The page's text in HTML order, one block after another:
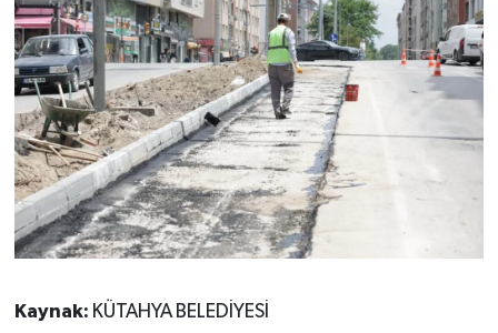
Kaynak: KÜTAHYA BELEDİYESİ